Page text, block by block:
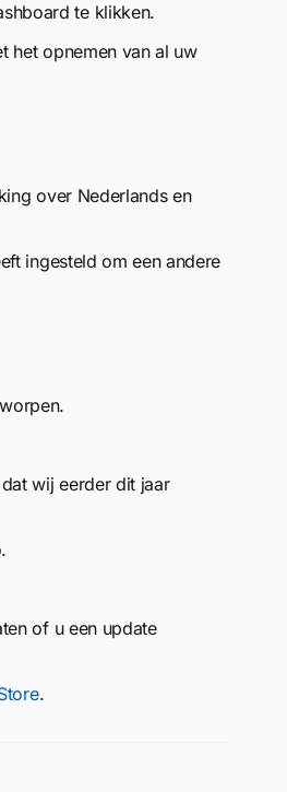
te klikken.
het opnemen van al uw
over Nederlands en
ingesteld om een andere
wij eerder dit jaar
of u een update
.